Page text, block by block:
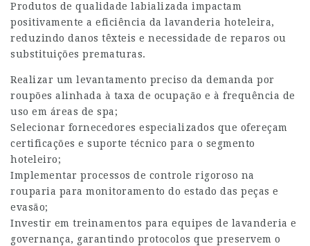
Produtos de qualidade labializada impactam
positivamente a eficiência da lavanderia hoteleira,
reduzindo danos têxteis e necessidade de reparos ou
substituições prematuras.
Realizar um levantamento preciso da demanda por
roupões alinhada à taxa de ocupação e à frequência de
uso em áreas de spa;
Selecionar fornecedores especializados que ofereçam
certificações e suporte técnico para o segmento
hoteleiro;
Implementar processos de controle rigoroso na
rouparia para monitoramento do estado das peças e
evasão;
Investir em treinamentos para equipes de lavanderia e
governança, garantindo protocolos que preservem o